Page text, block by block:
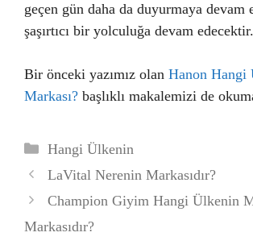
geçen gün daha da duyurmaya devam
şaşırtıcı bir yolculuğa devam edecektir.
Bir önceki yazımız olan Hanon Hangi
Markası? başlıklı makalemizi de
Kategoriler
Hangi Ülkenin
LaVital Nerenin Markasıdır?
Champion Giyim Hangi Ülkenin
Markasıdır?